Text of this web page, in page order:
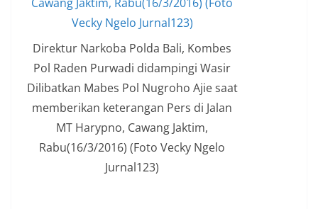
Direktur Narkoba Polda Bali, Kombes
Pol Raden Purwadi didampingi Wasir
Dilibatkan Mabes Pol Nugroho Ajie saat
memberikan keterangan Pers di Jalan
MT Harypno, Cawang Jaktim,
Rabu(16/3/2016) (Foto Vecky Ngelo
Jurnal123)